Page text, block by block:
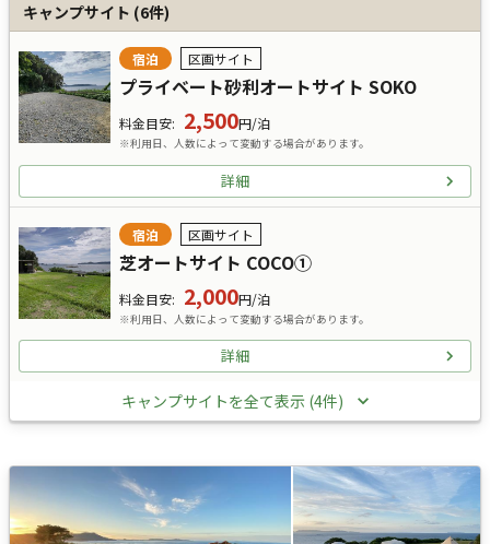
キャンプサイト (6件)
宿泊 区画サイト
プライベート砂利オートサイト SOKO
料金目安: 2,500円/泊
※利用日、人数によって変動する場合があります。
詳細
宿泊 区画サイト
芝オートサイト COCO①
料金目安: 2,000円/泊
※利用日、人数によって変動する場合があります。
詳細
キャンプサイトを全て表示 (4件)